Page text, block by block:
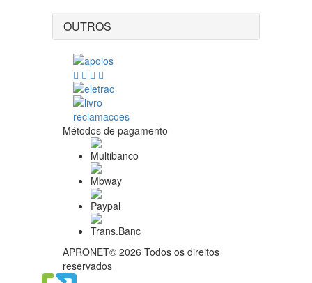
OUTROS
Métodos de pagamento
APRONET© 2026 Todos os direitos
reservados